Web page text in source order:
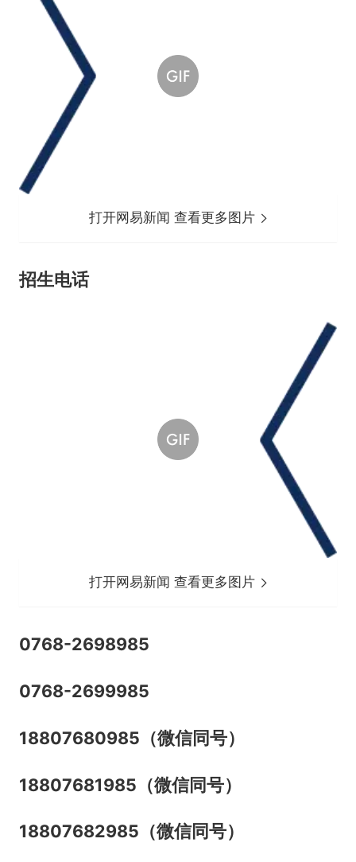
打开网易新闻 查看更多图片
招生电话
打开网易新闻 查看更多图片
0768-2698985
0768-2699985
18807680985（微信同号）
18807681985（微信同号）
18807682985（微信同号）